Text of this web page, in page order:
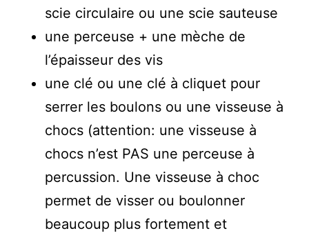
scie circulaire ou une scie sauteuse
une perceuse + une mèche de
l’épaisseur des vis
une clé ou une clé à cliquet pour
serrer les boulons ou une visseuse à
chocs (attention: une visseuse à
chocs n’est PAS une perceuse à
percussion. Une visseuse à choc
permet de visser ou boulonner
beaucoup plus fortement et